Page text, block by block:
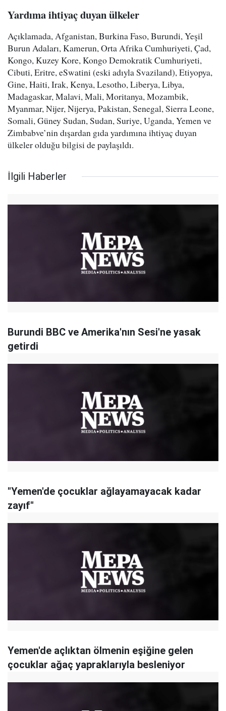
Yardıma ihtiyaç duyan ülkeler
Açıklamada, Afganistan, Burkina Faso, Burundi, Yeşil
Burun Adaları, Kamerun, Orta Afrika Cumhuriyeti, Çad,
Kongo, Kuzey Kore, Kongo Demokratik Cumhuriyeti,
Cibuti, Eritre, eSwatini (eski adıyla Svaziland), Etiyopya,
Gine, Haiti, Irak, Kenya, Lesotho, Liberya, Libya,
Madagaskar, Malavi, Mali, Moritanya, Mozambik,
Myanmar, Nijer, Nijerya, Pakistan, Senegal, Sierra Leone,
Somali, Güney Sudan, Sudan, Suriye, Uganda, Yemen ve
Zimbabve’nin dışardan gıda yardımına ihtiyaç duyan
ülkeler olduğu bilgisi de paylaşıldı.
İlgili Haberler
Burundi BBC ve Amerika'nın Sesi'ne yasak
getirdi
"Yemen'de çocuklar ağlayamayacak kadar
zayıf"
Yemen'de açlıktan ölmenin eşiğine gelen
çocuklar ağaç yapraklarıyla besleniyor